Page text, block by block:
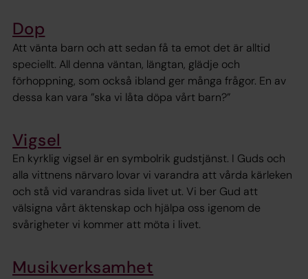
Dop
Att vänta barn och att sedan få ta emot det är alltid
speciellt. All denna väntan, längtan, glädje och
förhoppning, som också ibland ger många frågor. En av
dessa kan vara ”ska vi låta döpa vårt barn?”
Vigsel
En kyrklig vigsel är en symbolrik gudstjänst. I Guds och
alla vittnens närvaro lovar vi varandra att vårda kärleken
och stå vid varandras sida livet ut. Vi ber Gud att
välsigna vårt äktenskap och hjälpa oss igenom de
svårigheter vi kommer att möta i livet.
Musikverksamhet